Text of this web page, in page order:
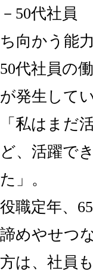
－50代社員
ち向かう能
50代社員の
が発生して
「私はまだ
ど、活躍で
た」。
役職定年、
諦めやせつ
方は、社員